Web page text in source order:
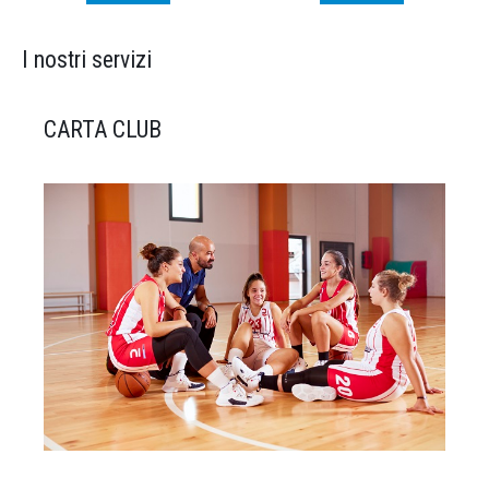
I nostri servizi
CARTA CLUB